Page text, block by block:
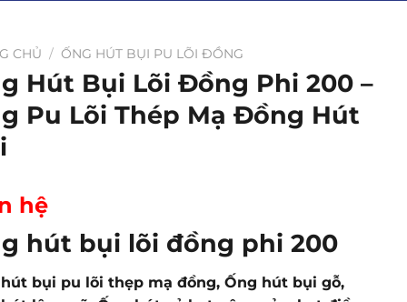
CHỦ / ỐNG HÚT BỤI PU LÕI ĐỒNG
Hút Bụi Lõi Đồng Phi 200 –
Pu Lõi Thép Mạ Đồng Hút
hệ
hút bụi lõi đồng phi 200
bụi pu lõi thẹp mạ đồng, Ống hút bụi gỗ,